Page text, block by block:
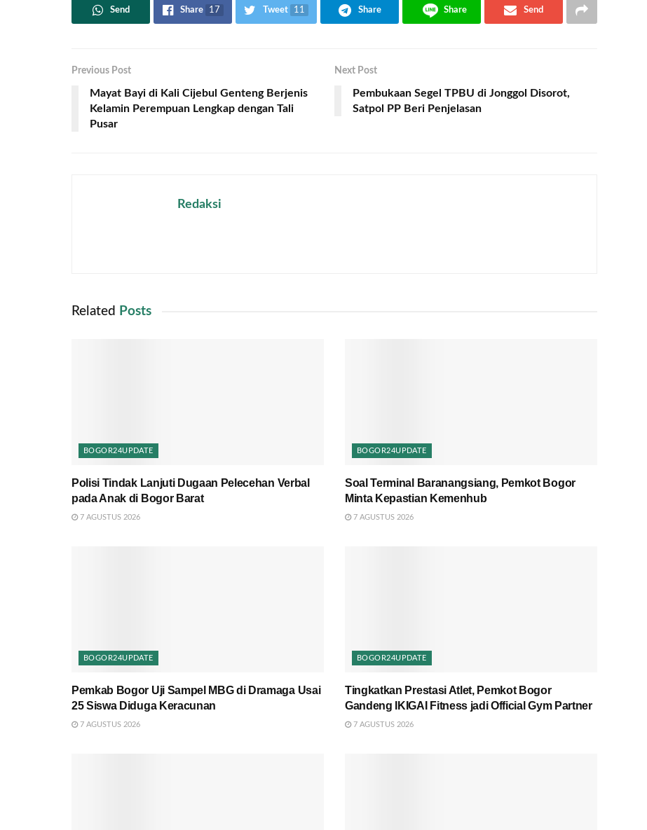
Send Share 17 Tweet 11 Share Share Send
Previous Post
Mayat Bayi di Kali Cijebul Genteng Berjenis
Kelamin Perempuan Lengkap dengan Tali
Pusar
Next Post
Pembukaan Segel TPBU di Jonggol Disorot,
Satpol PP Beri Penjelasan
Redaksi
Related Posts
BOGOR24UPDATE
Polisi Tindak Lanjuti Dugaan Pelecehan Verbal
pada Anak di Bogor Barat
7 AGUSTUS 2026
BOGOR24UPDATE
Soal Terminal Baranangsiang, Pemkot Bogor
Minta Kepastian Kemenhub
7 AGUSTUS 2026
BOGOR24UPDATE
Pemkab Bogor Uji Sampel MBG di Dramaga Usai
25 Siswa Diduga Keracunan
7 AGUSTUS 2026
BOGOR24UPDATE
Tingkatkan Prestasi Atlet, Pemkot Bogor
Gandeng IKIGAI Fitness jadi Official Gym Partner
7 AGUSTUS 2026